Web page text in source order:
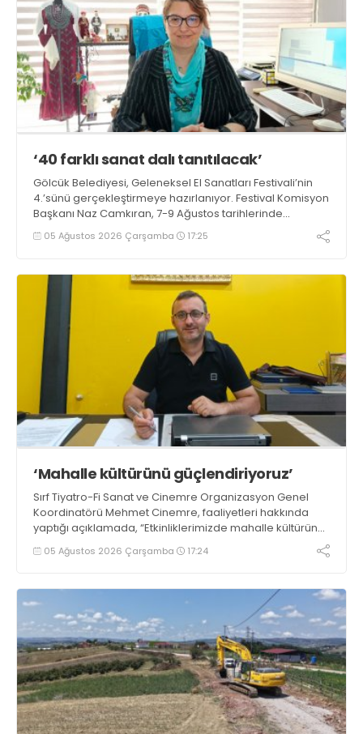
‘40 farklı sanat dalı tanıtılacak’
Gölcük Belediyesi, Geleneksel El Sanatları Festivali’nin
4.’sünü gerçekleştirmeye hazırlanıyor. Festival Komisyon
Başkanı Naz Camkıran, 7-9 Ağustos tarihlerinde
gerçekleşecek organizasyon hakkında yaptığı
açıklamada, “Yaklaşık 40 farklı sanat dalı tanıtılacak”
05 Ağustos 2026 Çarşamba 17:25
‘Mahalle kültürünü güçlendiriyoruz’
Sırf Tiyatro-Fi Sanat ve Cinemre Organizasyon Genel
Koordinatörü Mehmet Cinemre, faaliyetleri hakkında
yaptığı açıklamada, “Etkinliklerimizde mahalle kültürünü
ve birlik beraberlik duygusunu güçlendirmeyi
hedefliyoruz” dedi
05 Ağustos 2026 Çarşamba 17:24